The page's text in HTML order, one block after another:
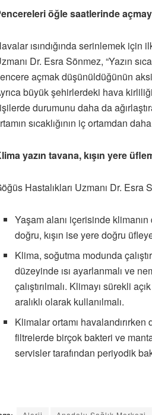
öğle saatlerinde
ısındığında serinlemek için
Dr. Esra Sönmez, “Yazın
açmak düşünüldüğünün
büyük şehirlerdeki hava
durumunu daha da
sıcaklığının iç ortamdan
yazın tavana, kışın yere
Hastalıkları Uzmanı Dr.
Yaşam alanı içerisinde
doğru, kışın ise yere doğru
Klima, soğutma modunda
düzeyinde ısı ayarlanmalı ve
çalıştırılmalı. Klimayı sürekli
aralıklı olarak kullanılmalı.
Klimalar ortamı
filtrelerde birçok bakteri ve
servisler tarafından periyodik